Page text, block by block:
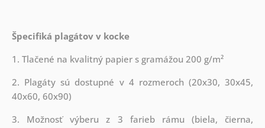
Špecifiká plagátov v kocke
1. Tlačené na kvalitný papier s gramážou 200 g/m²
2. Plagáty sú dostupné v 4 rozmeroch (20x30, 30x45,
40x60, 60x90)
3. Možnosť výberu z 3 farieb rámu (biela, čierna,